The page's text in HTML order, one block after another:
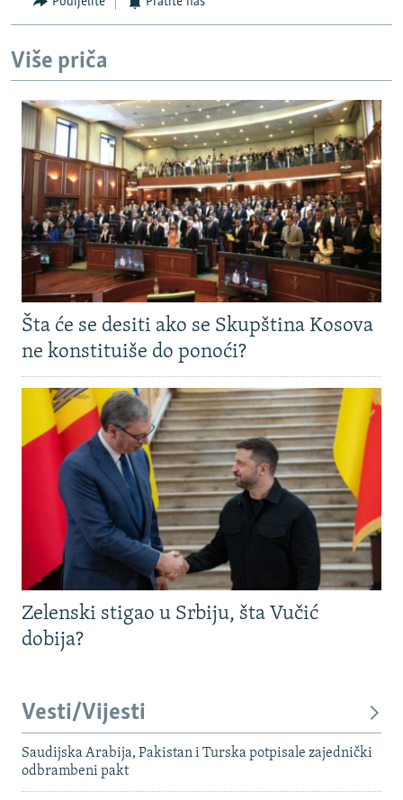
Više priča
Šta će se desiti ako se Skupština Kosova
ne konstituiše do ponoći?
Zelenski stigao u Srbiju, šta Vučić
dobija?
Vesti/Vijesti
Saudijska Arabija, Pakistan i Turska potpisale zajednički
odbrambeni pakt